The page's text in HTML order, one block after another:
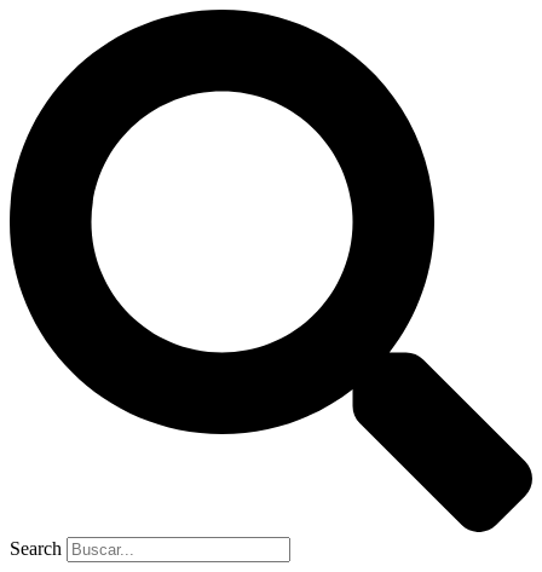
Search